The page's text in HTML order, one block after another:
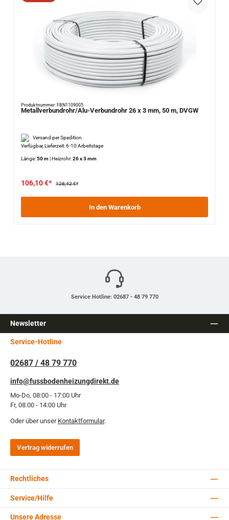
Produktnummer: FBN1109005
Metallverbundrohr/Alu-Verbundrohr 26 x 3 mm, 50 m, DVGW
Versand per Spedition
Verfügbar, Lieferzeit: 6-10 Arbeitstage
Länge:50 m|Heizrohr:26 x 3 mm
106,10 €* 128,42 €*
In den Warenkorb
Service Hotline: 02687 - 48 79 770
Newsletter
Service-Hotline
02687 / 48 79 770
info@fussbodenheizungdirekt.de
Mo-Do, 08:00 - 17:00 Uhr
Fr, 08:00 - 14:00 Uhr
Oder über unser Kontaktformular.
Vertrag widerrufen
Rechtliches
Service/Hilfe
Unsere Adresse